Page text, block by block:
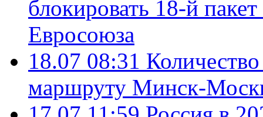
блокировать 18-й
Евросоюза
18.07 08:31
маршруту Минск-